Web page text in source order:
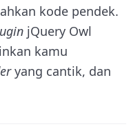
kode pendek.
jQuery Owl
kamu
yang cantik, dan